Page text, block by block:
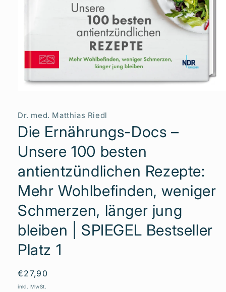
Modal
öffnen
Dr. med. Matthias Riedl
Die Ernährungs-Docs –
Unsere 100 besten
antientzündlichen Rezepte:
Mehr Wohlbefinden, weniger
Schmerzen, länger jung
bleiben | SPIEGEL Bestseller
Platz 1
Normaler
Preis
€27,90
inkl. MwSt.